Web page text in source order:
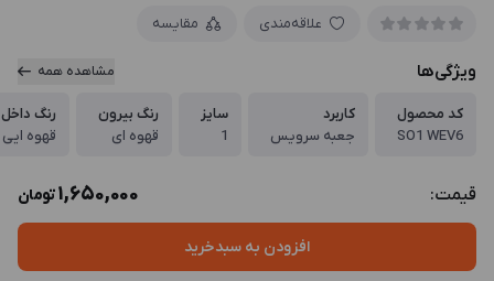
علاقه‌مندی مقایسه
ویژگی‌ها مشاهده همه
کد محصول
SO1 WEV6
کاربرد
جعبه سرویس
سایز
1
رنگ بیرون
قهوه ای
رنگ داخل
قهوه ایی
قیمت: 1,650,000تومان
افزودن به سبدخرید